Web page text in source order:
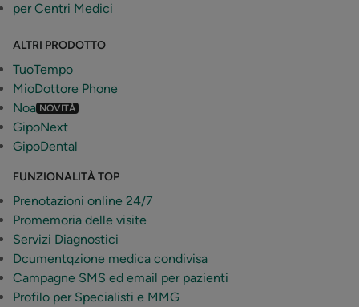
per Centri Medici
ALTRI PRODOTTO
TuoTempo
MioDottore Phone
Noa NOVITÀ
GipoNext
GipoDental
FUNZIONALITÀ TOP
Prenotazioni online 24/7
Promemoria delle visite
Servizi Diagnostici
Dcumentqzione medica condivisa
Campagne SMS ed email per pazienti
Profilo per Specialisti e MMG